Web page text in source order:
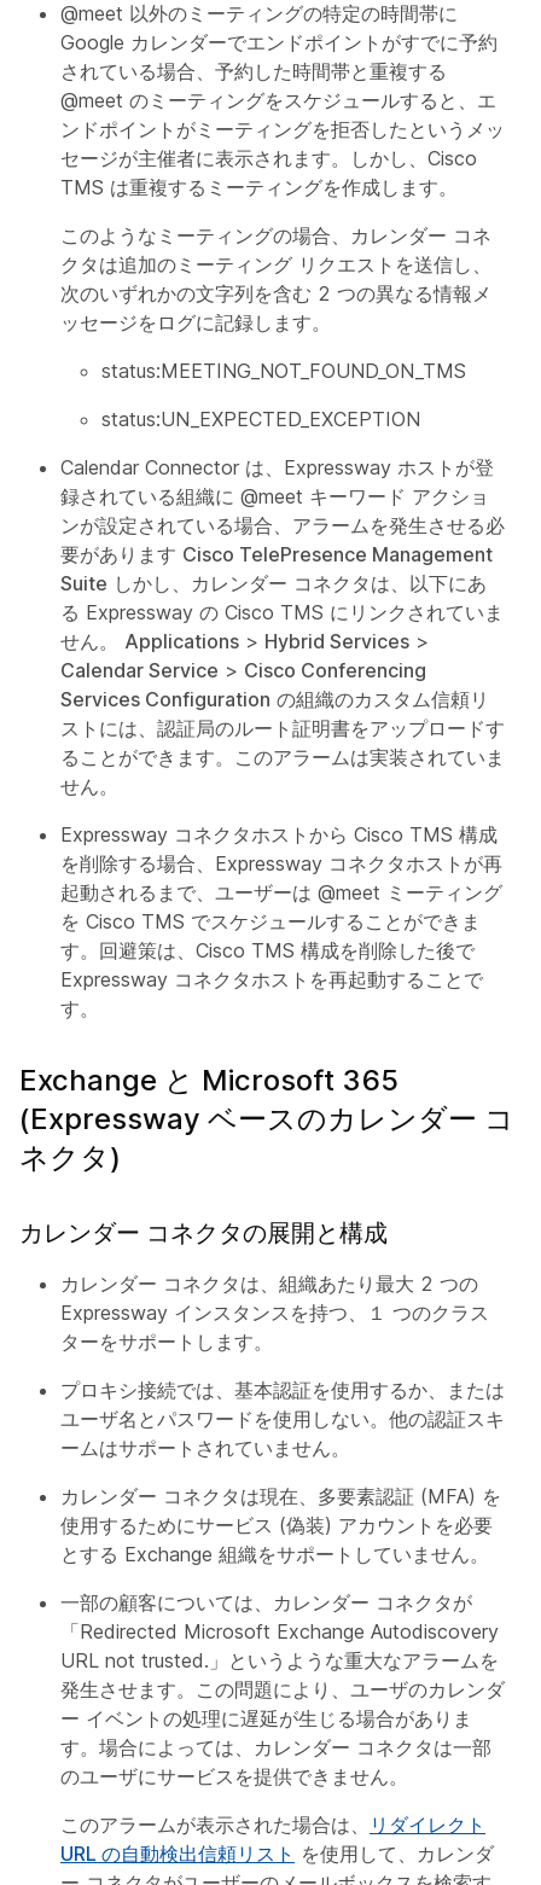
@meet 以外のミーティングの特定の時間帯に
Google カレンダーでエンドポイントがすでに予約
されている場合、予約した時間帯と重複する
@meet のミーティングをスケジュールすると、エ
ンドポイントがミーティングを拒否したというメッ
セージが主催者に表示されます。しかし、Cisco
TMS は重複するミーティングを作成します。
このようなミーティングの場合、カレンダー コネ
クタは追加のミーティング リクエストを送信し、
次のいずれかの文字列を含む 2 つの異なる情報メ
ッセージをログに記録します。
status:MEETING_NOT_FOUND_ON_TMS
status:UN_EXPECTED_EXCEPTION
Calendar Connector は、Expressway ホストが登
録されている組織に @meet キーワード アクショ
ンが設定されている場合、アラームを発生させる必
要があります Cisco TelePresence Management
Suite しかし、カレンダー コネクタは、以下にあ
る Expressway の Cisco TMS にリンクされていま
せん。 Applications > Hybrid Services >
Calendar Service > Cisco Conferencing
Services Configuration の組織のカスタム信頼リ
ストには、認証局のルート証明書をアップロードす
ることができます。このアラームは実装されていま
せん。
Expressway コネクタホストから Cisco TMS 構成
を削除する場合、Expressway コネクタホストが再
起動されるまで、ユーザーは @meet ミーティング
を Cisco TMS でスケジュールすることができま
す。回避策は、Cisco TMS 構成を削除した後で
Expressway コネクタホストを再起動することで
す。
Exchange と Microsoft 365
(Expressway ベースのカレンダー コ
ネクタ)
カレンダー コネクタの展開と構成
カレンダー コネクタは、組織あたり最大 2 つの
Expressway インスタンスを持つ、１ つのクラス
ターをサポートします。
プロキシ接続では、基本認証を使用するか、または
ユーザ名とパスワードを使用しない。他の認証スキ
ームはサポートされていません。
カレンダー コネクタは現在、多要素認証 (MFA) を
使用するためにサービス (偽装) アカウントを必要
とする Exchange 組織をサポートしていません。
一部の顧客については、カレンダー コネクタが
「Redirected Microsoft Exchange Autodiscovery
URL not trusted.」というような重大なアラームを
発生させます。この問題により、ユーザのカレンダ
ー イベントの処理に遅延が生じる場合がありま
す。場合によっては、カレンダー コネクタは一部
のユーザにサービスを提供できません。
このアラームが表示された場合は、
リダイレクト
URL の自動検出信頼リスト を使用して、カレンダ